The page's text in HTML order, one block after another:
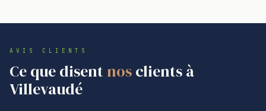
AVIS CLIENTS
Ce que disent nosclients à
Villevaudé